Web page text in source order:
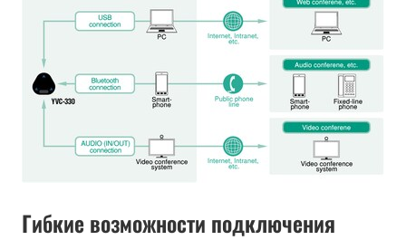
Гибкие возможности подключения